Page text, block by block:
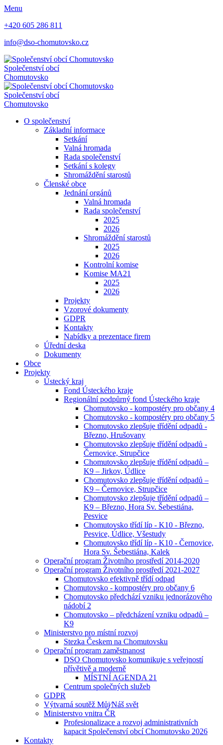
Menu
+420 605 286 811
info@dso-chomutovsko.cz
Společenství obcí
Chomutovsko
Společenství obcí
Chomutovsko
O společenství
Základní informace
Setkání
Valná hromada
Rada společenství
Setkání s kolegy
Shromáždění starostů
Členské obce
Jednání orgánů
Valná hromada
Rada společenství
2025
2026
Shromáždění starostů
2025
2026
Kontrolní komise
Komise MA21
2025
2026
Projekty
Vzorové dokumenty
GDPR
Kontakty
Nabídky a prezentace firem
Úřední deska
Dokumenty
Obce
Projekty
Ústecký kraj
Fond Ústeckého kraje
Regionální podpůrný fond Ústeckého kraje
Chomutovsko - kompostéry pro občany 4
Chomutovsko - kompostéry pro občany 5
Chomutovsko zlepšuje třídění odpadů -
Březno, Hrušovany
Chomutovsko zlepšuje třídění odpadů -
Černovice, Strupčice
Chomutovsko zlepšuje třídění odpadů –
K9 – Jirkov, Údlice
Chomutovsko zlepšuje třídění odpadů –
K9 – Černovice, Strupčice
Chomutovsko zlepšuje třídění odpadů –
K9 – Březno, Hora Sv. Šebestiána,
Pesvice
Chomutovsko třídí líp - K10 - Březno,
Pesvice, Údlice, Všestudy
Chomutovsko třídí líp - K10 - Černovice,
Hora Sv. Šebestiána, Kalek
Operační program Životního prostředí 2014-2020
Operační program Životního prostředí 2021-2027
Chomutovsko efektivně třídí odpad
Chomutovsko - kompostéry pro občany 6
Chomutovsko předchází vzniku jednorázového
nádobí 2
Chomutovsko – předcházení vzniku odpadů –
K9
Ministerstvo pro místní rozvoj
Stezka Českem na Chomutovsku
Operační program zaměstnanost
DSO Chomutovsko komunikuje s veřejností
přívětivě a moderně
MÍSTNÍ AGENDA 21
Centrum společných služeb
GDPR
Výtvarná soutěž Můj⁄Náš svět
Ministerstvo vnitra ČR
Profesionalizace a rozvoj administrativních
kapacit Společenství obcí Chomutovsko 2026
Kontakty